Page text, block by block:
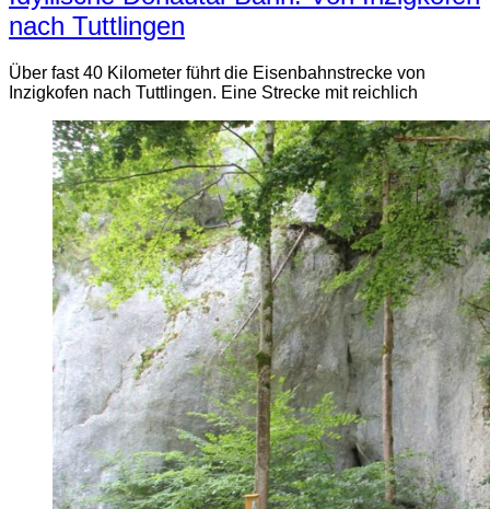
nach Tuttlingen
Über fast 40 Kilometer führt die Eisenbahnstrecke von
Inzigkofen nach Tuttlingen. Eine Strecke mit reichlich